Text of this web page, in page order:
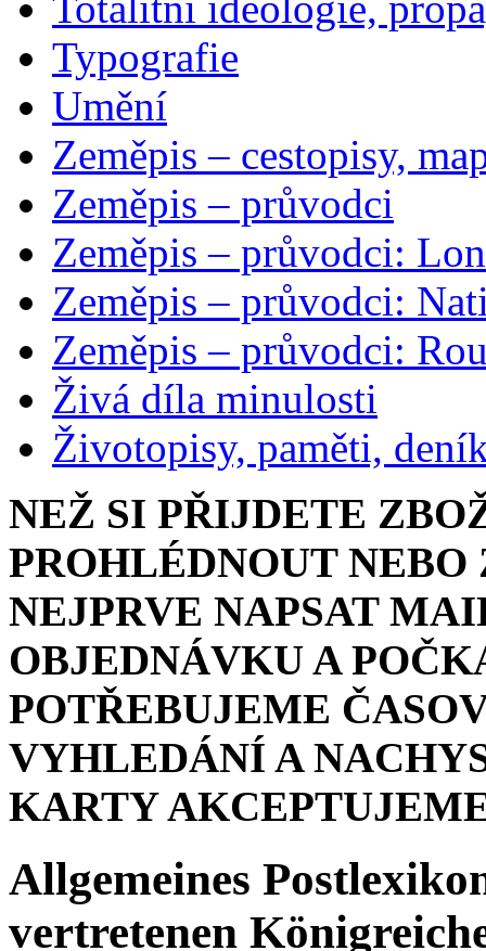
Typografie
Umění
Zeměpis – cestopisy,
Zeměpis – průvodci
Zeměpis – průvodci:
Zeměpis – průvodci:
Zeměpis – průvodci:
Živá díla minulosti
Životopisy, paměti,
NEŽ SI PŘIJDETE
PROHLÉDNOUT
NEJPRVE NAPSAT
OBJEDNÁVKU A
POTŘEBUJEME
VYHLEDÁNÍ A
KARTY
Allgemeines
vertretenen